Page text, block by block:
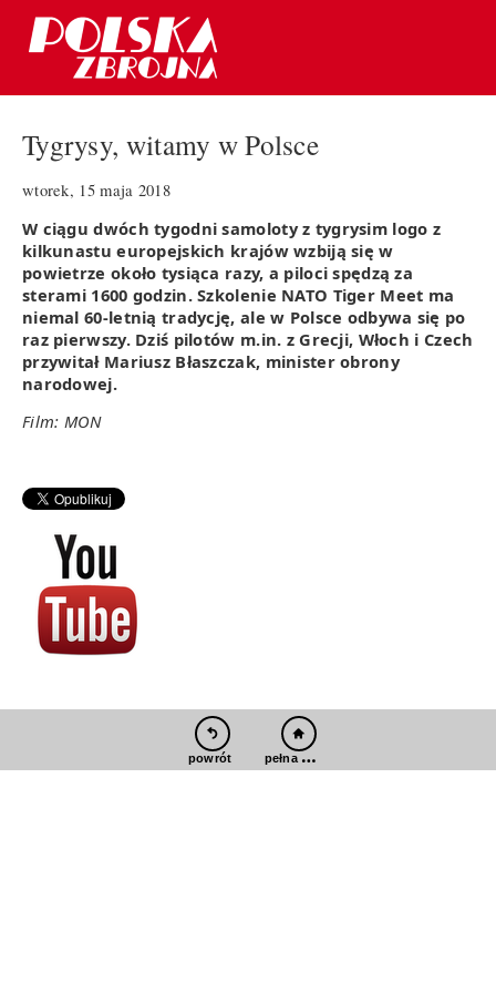
Tygrysy, witamy w Polsce
wtorek, 15 maja 2018
W ciągu dwóch tygodni samoloty z tygrysim logo z
kilkunastu europejskich krajówwzbiją się w
powietrze około tysiąca razy, a piloci spędzą za
sterami 1600 godzin. Szkolenie NATO Tiger Meet ma
niemal 60-letnią tradycję, ale w Polsce odbywa się po
raz pierwszy. Dziś pilotów m.in. z Grecji, Włoch i Czech
przywitał Mariusz Błaszczak, minister obrony
narodowej.
Film: MON
powrót pełna wersja